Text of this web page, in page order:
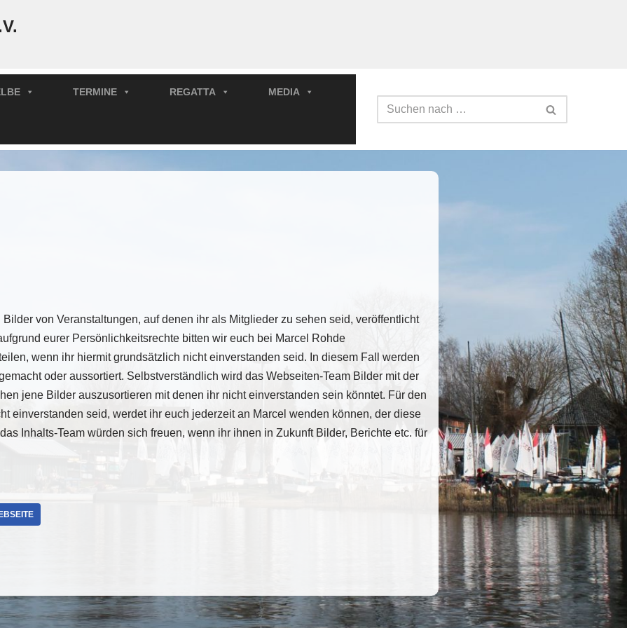
TERMINE REGATTA MEDIA
Bilder von Veranstaltungen, auf denen ihr als Mitglieder zu sehen seid, veröffentlicht
eurer Persönlichkeitsrechte bitten wir euch bei Marcel Rohde
wenn ihr hiermit grundsätzlich nicht einverstanden seid. In diesem Fall werden
oder aussortiert. Selbstverständlich wird das Webseiten-Team Bilder mit der
jene Bilder auszusortieren mit denen ihr nicht einverstanden sein könntet. Für den
einverstanden seid, werdet ihr euch jederzeit an Marcel wenden können, der diese
Inhalts-Team würden sich freuen, wenn ihr ihnen in Zukunft Bilder, Berichte etc. für